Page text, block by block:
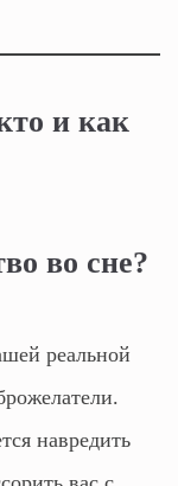
и как
во сне?
реальной
навредить